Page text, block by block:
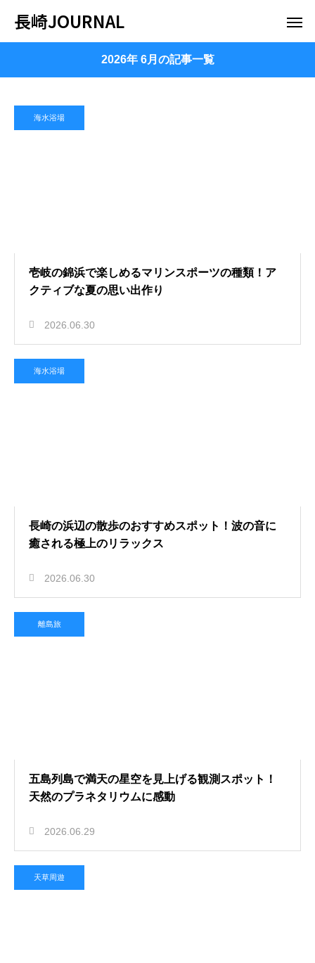
長崎JOURNAL
2026年 6月の記事一覧
海水浴場
壱岐の錦浜で楽しめるマリンスポーツの種類！ア
クティブな夏の思い出作り
2026.06.30
海水浴場
長崎の浜辺の散歩のおすすめスポット！波の音に
癒される極上のリラックス
2026.06.30
離島旅
五島列島で満天の星空を見上げる観測スポット！
天然のプラネタリウムに感動
2026.06.29
天草周遊